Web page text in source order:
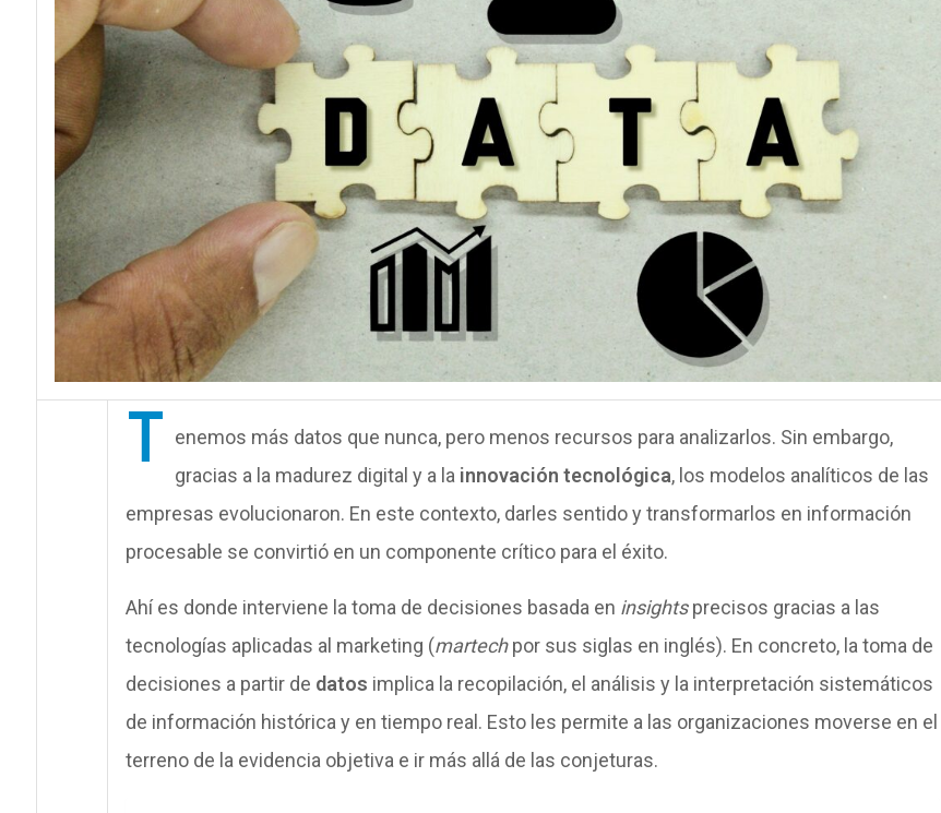
T
enemos más datos que nunca, pero menos recursos para analizarlos. Sin embargo,
gracias a la madurez digital y a la innovación tecnológica, los modelos analíticos de las
empresas evolucionaron. En este contexto, darles sentido y transformarlos en información
procesable se convirtió en un componente crítico para el éxito.
Ahí es donde interviene la toma de decisiones basada en insightsprecisos gracias a las
tecnologías aplicadas al marketing (martechpor sus siglas en inglés). En concreto, la toma de
decisiones a partir de datos implica la recopilación, el análisis y la interpretación sistemáticos
de información histórica y en tiempo real. Esto les permite a las organizaciones moverse en el
terreno de la evidencia objetiva e ir más allá de las conjeturas.
Análisis de datos